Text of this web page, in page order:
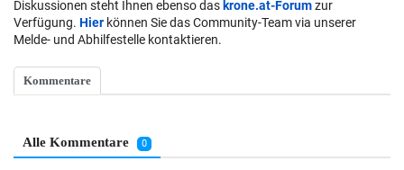
Diskussionen steht Ihnen ebenso das krone.at-Forumzur
Verfügung. Hier können Sie das Community-Team via unserer
Melde- und Abhilfestelle kontaktieren.